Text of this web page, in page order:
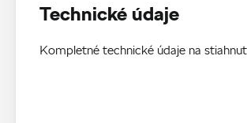
Technické údaje
Kompletné technické údaje na